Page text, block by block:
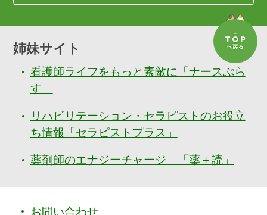
姉妹サイト
看護師ライフをもっと素敵に「ナースぷら
す」
リハビリテーション・セラピストのお役立
ち情報「セラピストプラス」
薬剤師のエナジーチャージ 「薬＋読」
お問い合わせ